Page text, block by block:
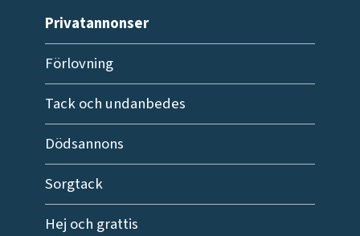
Privatannonser
Förlovning
Tack och undanbedes
Dödsannons
Sorgtack
Hej och grattis